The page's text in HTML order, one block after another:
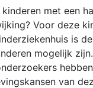
met een
Voor deze
is
mogelijk
van